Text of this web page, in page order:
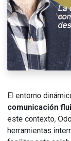
El entorno
comunicación
este contexto,
herramientas